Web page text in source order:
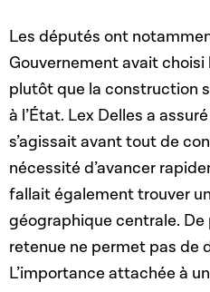
Les députés ont
Gouvernement avait choisi
plutôt que la construction
à l’État. Lex Delles a
s’agissait avant tout de
nécessité d’avancer
fallait également trouver
géographique centrale. De
retenue ne permet pas de
L’importance attachée à